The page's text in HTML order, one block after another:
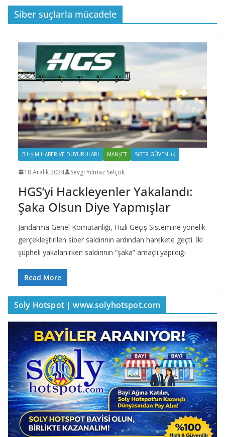
Siber suçlarla mücadele
BILIŞIM HABER VE DUYURULARI MANŞET SIBER GÜVENLIK
18 Aralık 2024 Sevgi Yılmaz Selçok
HGS’yi Hackleyenler Yakalandı:
Şaka Olsun Diye Yapmışlar
Jandarma Genel Komutanlığı, Hızlı Geçiş Sistemine yönelik
gerçekleştirilen siber saldırının ardından harekete geçti. İki
şüpheli yakalanırken saldırının “şaka” amaçlı yapıldığı
Read More
Soly Hotspot | www.solyhotspot.com